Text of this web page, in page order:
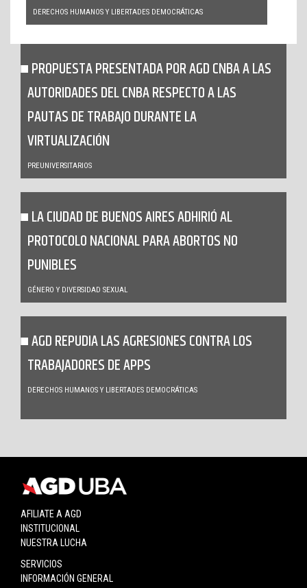
DERECHOS HUMANOS Y LIBERTADES DEMOCRÁTICAS
PROPUESTA PRESENTADA POR AGD CNBA A LAS
AUTORIDADES DEL CNBA RESPECTO A LAS
PAUTAS DE TRABAJO DURANTE LA
VIRTUALIZACIÓN
PREUNIVERSITARIOS
LA CIUDAD DE BUENOS AIRES ADHIRIÓ AL
PROTOCOLO NACIONAL PARA ABORTOS NO
PUNIBLES
GÉNERO Y DIVERSIDAD SEXUAL
AGD REPUDIA LAS AGRESIONES CONTRA LOS
TRABAJADORES DE APPS
DERECHOS HUMANOS Y LIBERTADES DEMOCRÁTICAS
AFILIATE A AGD
INSTITUCIONAL
NUESTRA LUCHA
SERVICIOS
INFORMACIÓN GENERAL